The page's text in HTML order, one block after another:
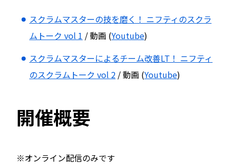
スクラムマスターの技を磨く！ ニフティのスクラ
ムトーク vol 1 / 動画 (Youtube)
スクラムマスターによるチーム改善LT！ ニフティ
のスクラムトーク vol 2 / 動画 (Youtube)
開催概要
※オンライン配信のみです